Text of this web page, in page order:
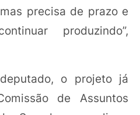
precisa de prazo e
produzindo”,
o projeto já
de Assuntos